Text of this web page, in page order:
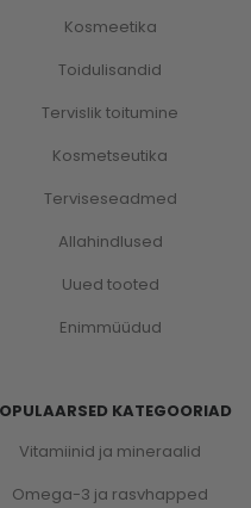
Kosmeetika
Toidulisandid
Tervislik toitumine
Kosmetseutika
Terviseseadmed
Allahindlused
Uued tooted
Enimmüüdud
KATEGOORIAD
Vitamiinid ja mineraalid
Omega-3 ja rasvhapped